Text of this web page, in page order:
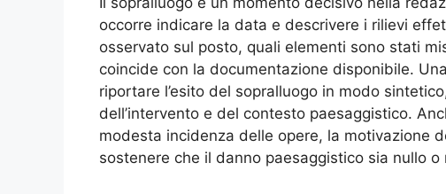
occorre indicare la data e descrivere i rilievi
osservato sul posto, quali elementi sono stati
coincide con la documentazione disponibile.
riportare l’esito del sopralluogo in modo
dell’intervento e del contesto paesaggistico.
modesta incidenza delle opere, la motivazione
sostenere che il danno paesaggistico sia nullo o